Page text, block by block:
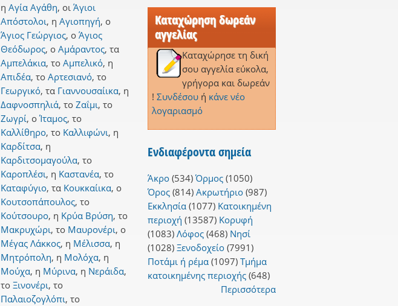
η Αγία Αγάθη, οι Άγιοι
Απόστολοι, η Αγιοπηγή, ο
Άγιος Γεώργιος, ο Άγιος
Θεόδωρος, ο Αμάραντος, τα
Αμπελάκια, το Αμπελικό, η
Απιδέα, το Αρτεσιανό, το
Γεωργικό, τα Γιαννουσαίικα, η
Δαφνοσπηλιά, το Ζαΐμι, το
Ζωγρί, ο Ίταμος, το
Καλλίθηρο, το Καλλιφώνι, η
Καρδίτσα, η
Καρδιτσομαγούλα, το
Καροπλέσι, η Καστανέα, το
Καταφύγιο, τα Κουκκαίικα, ο
Κουτσοπάπουλος, το
Κούτσουρο, η Κρύα Βρύση, το
Μακρυχώρι, το Μαυρονέρι, ο
Μέγας Λάκκος, η Μέλισσα, η
Μητρόπολη, η Μολόχα, η
Μούχα, η Μύρινα, η Νεράιδα,
το Ξινονέρι, το
Παλαιοζογλόπι, το
Καταχώρηση δωρεάν
αγγελίας
Καταχώρησε τη δική
σου αγγελία εύκολα,
γρήγορα και δωρεάν
! Συνδέσουή κάνε νέο
λογαριασμό
Ενδιαφέροντα σημεία
Άκρο(534) Όρμος(1050)
Όρος(814) Ακρωτήριο(987)
Εκκλησία(1077) Κατοικημένη
περιοχή (13587) Κορυφή
(1083) Λόφος(468) Νησί
(1028) Ξενοδοχείο(7991)
Ποτάμι ή ρέμα(1097) Τμήμα
κατοικημένης περιοχής(648)
Περισσότερα